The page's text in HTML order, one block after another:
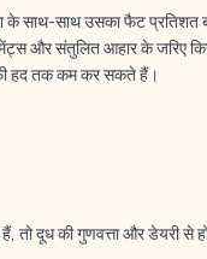
के साथ-साथ उसका फैट प्रतिशत
और संतुलित आहार के जरिए
हद तक कम कर सकते हैं।
तो दूध की गुणवत्ता और डेयरी से